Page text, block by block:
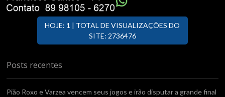
HOJE: 1 | TOTAL DE VISUALIZAÇÕES DO
SITE: 2736476
Posts recentes
Pião Roxo e Varzea vencem seus jogos e irão disputar a grande final